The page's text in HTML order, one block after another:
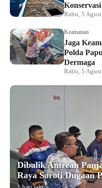
Rabu, 5
Keamanan
Jaga
Polda
Dermaga
Rabu, 5
Dibalik Antrean
Raya Soroti Dugaan